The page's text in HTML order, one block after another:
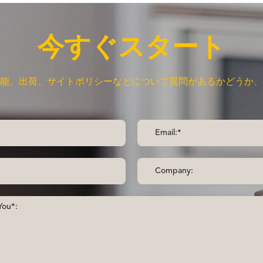
今すぐスタート
、出荷、サイトポリシーなどについて質問があるかどうか